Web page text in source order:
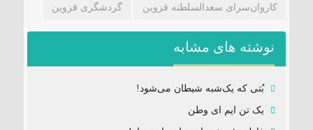
کاروان‌سرای سعدالسلطنه قزوین گردشگری قزوین
نوشته های مشابه
بُتی که یک‌شبه شیطان می‌شود!
یک تن ایم ای وطن